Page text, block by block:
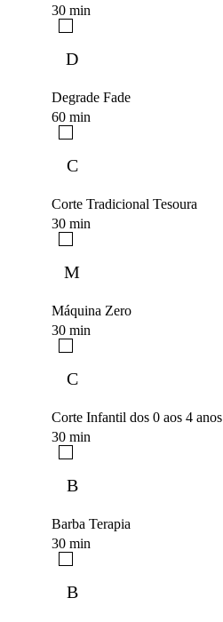
30 min
D
Degrade Fade
60 min
C
Corte Tradicional Tesoura
30 min
M
Máquina Zero
30 min
C
Corte Infantil dos 0 aos 4 anos
30 min
B
Barba Terapia
30 min
B